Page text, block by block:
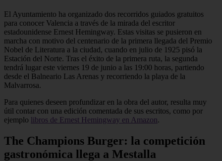
El Ayuntamiento ha organizado dos recorridos guiados gratuitos
para conocer Valencia a través de la mirada del escritor
estadounidense Ernest Hemingway. Estas visitas se pusieron en
marcha con motivo del centenario de la primera llegada del Premio
Nobel de Literatura a la ciudad, cuando en julio de 1925 pisó la
Estación del Norte. Tras el éxito de la primera ruta, la segunda
tendrá lugar este viernes 19 de junio a las 19:00 horas, partiendo
desde el Balneario Las Arenas y recorriendo la playa de la
Malvarrosa.
Para quienes deseen profundizar en la obra del autor, resulta muy
útil contar con una edición comentada de sus escritos, como por
ejemplo libros de Ernest Hemingway en Amazon.
The Champions Burger: la competición
gastronómica llega a Mestalla